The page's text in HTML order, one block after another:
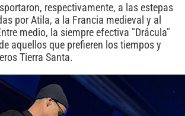
respectivamente, a las estepas
por Atila, a la Francia medieval y al
medio, la siempre efectiva "Drácula"
aquellos que prefieren los tiempos y
Tierra Santa.